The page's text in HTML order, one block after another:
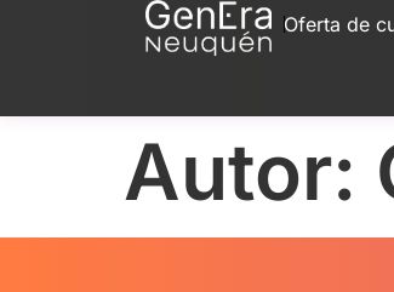
Oferta de
Autor: